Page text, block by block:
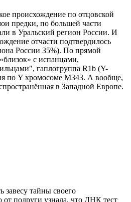
происхождение по отцовской
предки, по большей части
в Уральский регион России. И
отчасти подтвердилось
России 35%). По прямой
с испанцами,
гаплогруппа R1b (Y-
по Y хромосоме М343. А вообще,
в Западной Европе.
завесу тайны своего
подруги узнала, что ДНК тест